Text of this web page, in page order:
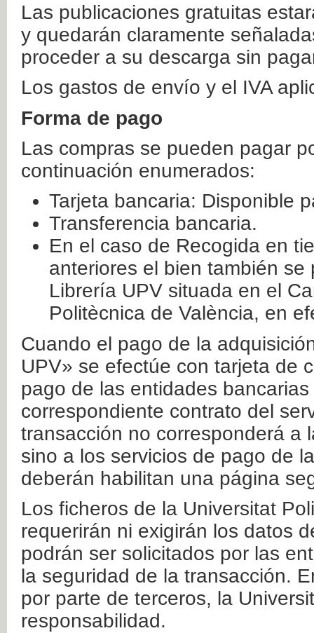
Las publicaciones gratuitas
y quedarán claramente
proceder a su descarga sin
Los gastos de envío y el IVA
Forma de pago
Las compras se pueden pagar
continuación enumerados:
Tarjeta bancaria: Disponible
Transferencia bancaria.
En el caso de Recogida en
anteriores el bien también
Librería UPV situada en el
Politècnica de València, en
Cuando el pago de la
UPV» se efectúe con tarjeta de
pago de las entidades
correspondiente contrato del
transacción no corresponderá a
sino a los servicios de pago de
deberán habilitan una página
Los ficheros de la Universitat
requerirán ni exigirán los datos
podrán ser solicitados por las
la seguridad de la transacción.
por parte de terceros, la
responsabilidad.